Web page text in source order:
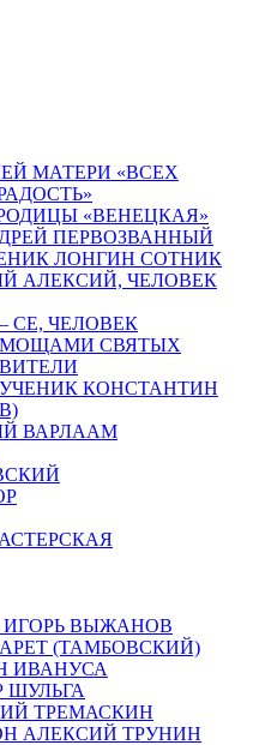
МАТЕРИ «ВСЕХ
«ВЕНЕЦКАЯ»
ПЕРВОЗВАННЫЙ
ЛОНГИН СОТНИК
АЛЕКСИЙ, ЧЕЛОВЕК
СЕ, ЧЕЛОВЕК
МОЩАМИ СВЯТЫХ
КОНСТАНТИН
ВАРЛААМ
ИГОРЬ ВЫЖАНОВ
(ТАМБОВСКИЙ)
ИВАНУСА
ШУЛЬГА
ТРЕМАСКИН
АЛЕКСИЙ ТРУНИН